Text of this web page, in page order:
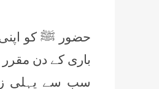
حضور ﷺ کو اپنی
باری کے دن مقرر
سب سے پہلی